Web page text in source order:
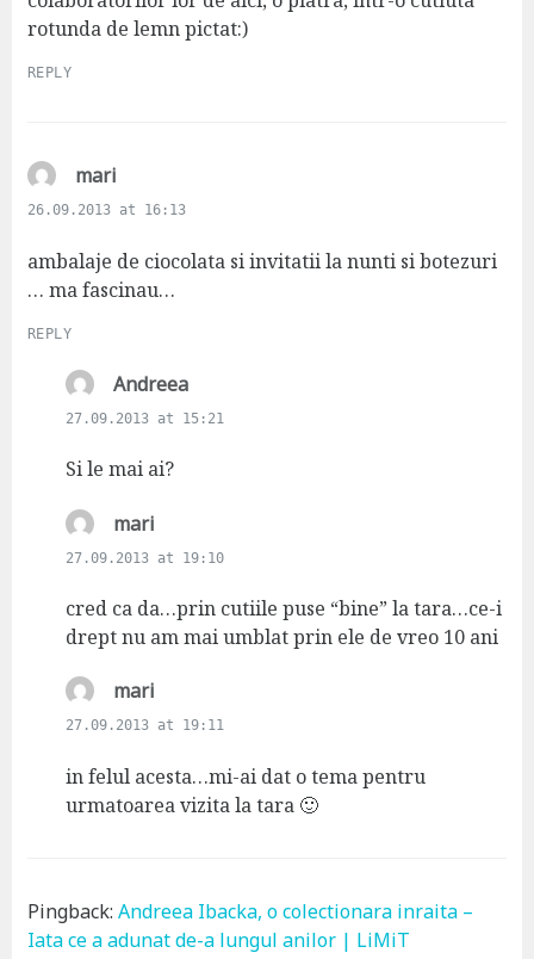
rotunda de lemn pictat:)
REPLY
maris
a
s
:
26.09.2013 at 16:13
ambalaje de ciocolata si invitatii la nunti si botezuri
… ma fascinau…
REPLY
Andreeas
a
27.09.2013 at 15:21
Si le mai ai?
maris
a
s
:
27.09.2013 at 19:10
cred ca da…prin cutiile puse “bine” la tara…ce-i
drept nu am mai umblat prin ele de vreo 10 ani
maris
a
s
:
27.09.2013 at 19:11
in felul acesta…mi-ai dat o tema pentru
urmatoarea vizita la tara 🙂
Pingback: Andreea Ibacka, o colectionara inraita –
Iata ce a adunat de-a lungul anilor | LiMiT